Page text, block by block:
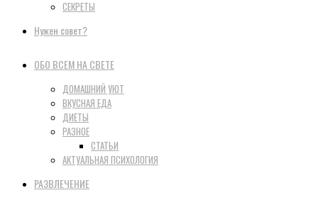
СЕКРЕТЫ
Нужен совет?
ОБО ВСЕМ НА СВЕТЕ
ДОМАШНИЙ УЮТ
ВКУСНАЯ ЕДА
ДИЕТЫ
РАЗНОЕ
СТАТЬИ
АКТУАЛЬНАЯ ПСИХОЛОГИЯ
РАЗВЛЕЧЕНИЕ